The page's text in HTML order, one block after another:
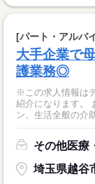
[パート・アルバ
大手企業で
護業務◎
※この求人情報は
紹介になります。
ン、生活全般の介
その他医療
埼玉県越谷